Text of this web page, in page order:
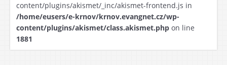
content/plugins/akismet/_inc/akismet-frontend.js in
/home/eusers/e-krnov/krnov.evangnet.cz/wp-
content/plugins/akismet/class.akismet.php on line
1881